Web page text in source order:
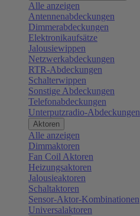
Alle anzeigen
Antennenabdeckungen
Dimmerabdeckungen
Elektronikaufsätze
Jalousiewippen
Netzwerkabdeckungen
RTR-Abdeckungen
Schalterwippen
Sonstige Abdeckungen
Telefonabdeckungen
Unterputzradio-Abdeckungen
Aktoren
Alle anzeigen
Dimmaktoren
Fan Coil Aktoren
Heizungsaktoren
Jalousieaktoren
Schaltaktoren
Sensor-Aktor-Kombinationen
Universalaktoren